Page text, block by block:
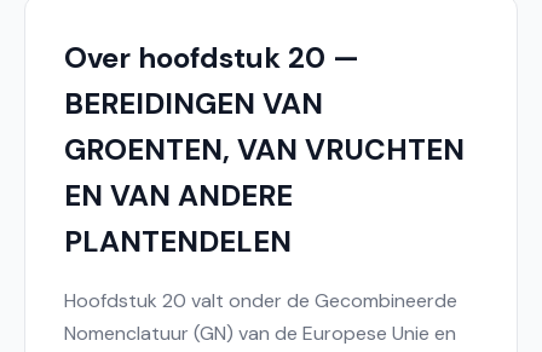
Over hoofdstuk 20 —
BEREIDINGEN VAN
GROENTEN, VAN VRUCHTEN
EN VAN ANDERE
PLANTENDELEN
Hoofdstuk 20 valt onder de Gecombineerde
Nomenclatuur (GN) van de Europese Unie en